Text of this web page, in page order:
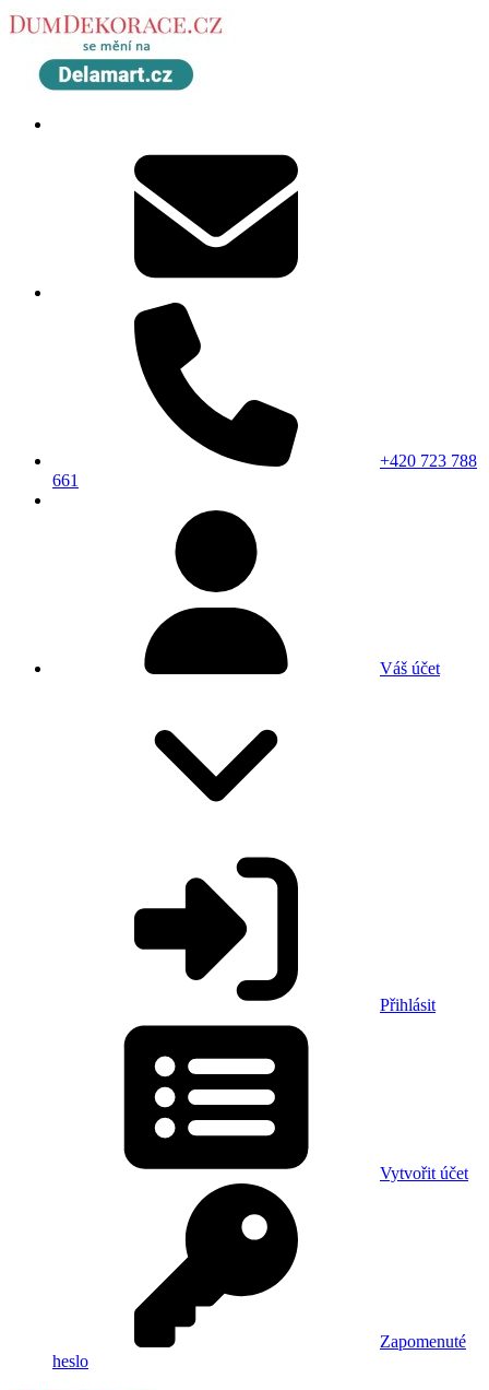
+420 723 788
661
Váš účet
Přihlásit
Vytvořit účet
Zapomenuté
heslo